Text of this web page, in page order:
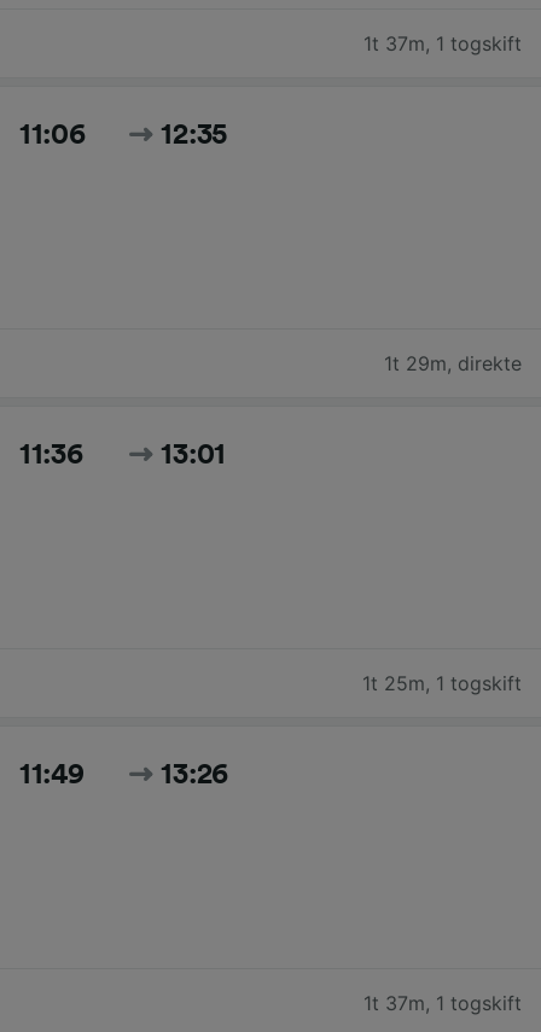
1t 37m, 1 togskift
11:06 12:35
1t 29m, direkte
11:36 13:01
1t 25m, 1 togskift
11:49 13:26
1t 37m, 1 togskift